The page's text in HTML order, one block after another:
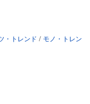
カート
・トレンド / モノ・トレン